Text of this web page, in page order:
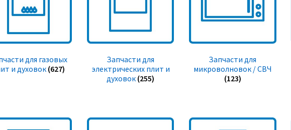
для газовых
и духовок (627)
Запчасти для
электрических плит и
духовок (255)
Запчасти для
микроволновок / СВЧ
(123)